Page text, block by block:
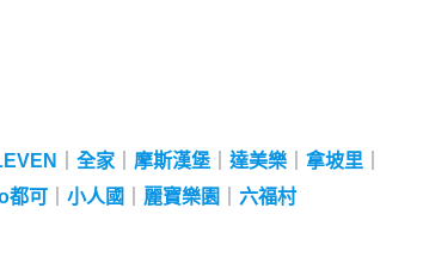
全家 摩斯漢堡 達美樂 拿坡里
都可 小人國 麗寶樂園 六福村